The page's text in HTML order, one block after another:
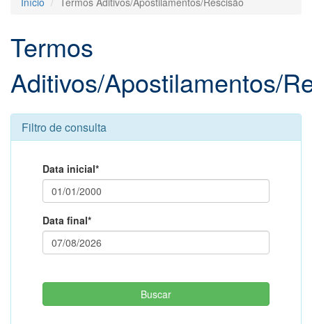
Termos
Aditivos/Apostilamentos/
Filtro de consulta
Data inicial*
Data final*